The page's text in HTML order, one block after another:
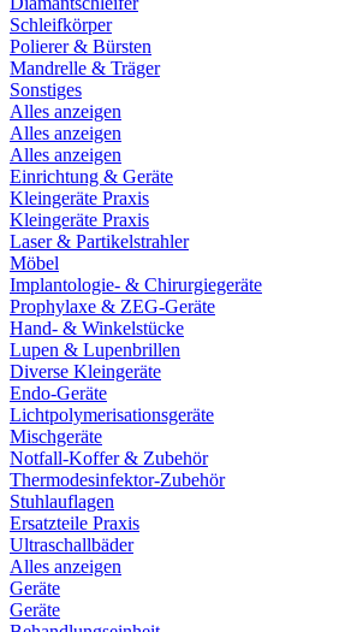
Schleifkörper
Polierer & Bürsten
Mandrelle & Träger
Sonstiges
Alles anzeigen
Alles anzeigen
Alles anzeigen
Einrichtung & Geräte
Kleingeräte Praxis
Kleingeräte Praxis
Laser & Partikelstrahler
Möbel
Implantologie- & Chirurgiegeräte
Prophylaxe & ZEG-Geräte
Hand- & Winkelstücke
Lupen & Lupenbrillen
Diverse Kleingeräte
Endo-Geräte
Lichtpolymerisationsgeräte
Mischgeräte
Notfall-Koffer & Zubehör
Thermodesinfektor-Zubehör
Stuhlauflagen
Ersatzteile Praxis
Ultraschallbäder
Alles anzeigen
Geräte
Geräte